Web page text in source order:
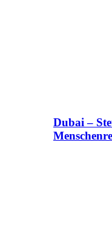
Dubai –